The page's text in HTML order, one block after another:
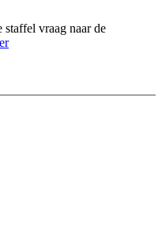
staffel vraag naar de